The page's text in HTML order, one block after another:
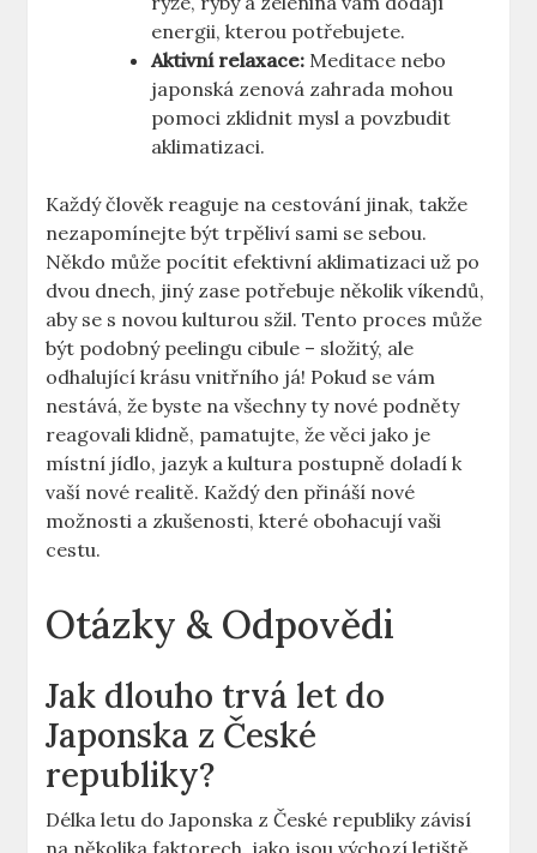
energii, kterou potřebujete.
Aktivní relaxace: Meditace nebo
japonská zenová zahrada mohou
pomoci zklidnit mysl a povzbudit
aklimatizaci.
Každý člověk reaguje na cestování jinak, takže
nezapomínejte být trpěliví sami se sebou.
Někdo může pocítit efektivní aklimatizaci už po
dvou dnech, jiný zase potřebuje několik víkendů,
aby se s novou kulturou sžil. Tento proces může
být podobný peelingu cibule – složitý, ale
odhalující krásu vnitřního já! Pokud se vám
nestává, že byste na všechny ty nové podněty
reagovali klidně, pamatujte, že věci jako je
místní jídlo, jazyk a kultura postupně doladí k
vaší nové realitě. Každý den přináší nové
možnosti a zkušenosti, které obohacují vaši
cestu.
Otázky & Odpovědi
Jak dlouho trvá let do
Japonska z České
republiky?
Délka letu do Japonska z České republiky závisí